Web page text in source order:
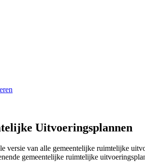
Uitvoeringsplannen
versie van alle gemeentelijke ruimtelijke
gemeentelijke ruimtelijke